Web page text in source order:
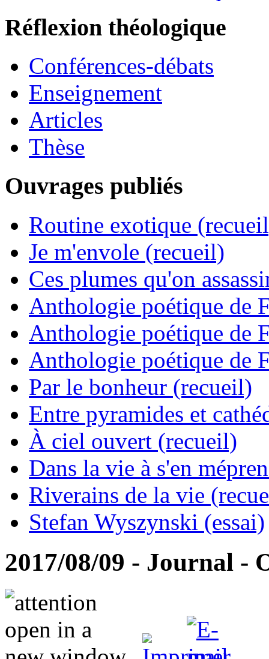
Réflexion théologique
Conférences-débats
Enseignement
Articles
Thèse
Ouvrages publiés
Routine exotique
Je m'envole (recueil)
Ces plumes qu'on
Anthologie poétique de
Anthologie poétique de
Anthologie poétique de
Par le bonheur (recueil)
Entre pyramides et
À ciel ouvert (recueil)
Dans la vie à s'en
Riverains de la vie
Stefan Wyszynski (essai)
2017/08/09 - Journal -